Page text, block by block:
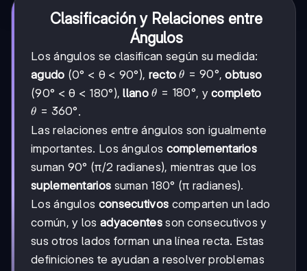
Clasificación y Relaciones entre
Ángulos
Los ángulos se clasifican según su medida:
agudo (0° < θ < 90°), recto θ =
90°
θ = 90°,obtuso
(90° < θ < 180°),llano θ =
θ = 180°, ycompleto
θ =
360°
θ = 360°.
Las relaciones entre ángulos son igualmente
importantes. Los ángulos complementarios
suman 90° (π/2 radianes), mientras que los
suplementarios suman 180° (π radianes).
Los ángulos consecutivos comparten un lado
común, y los adyacentesson consecutivos y
sus otros lados forman una línea recta. Estas
definiciones te ayudan a resolver problemas